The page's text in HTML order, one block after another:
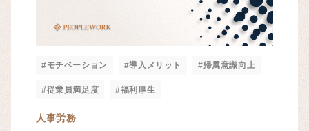
#モチベーション #導入メリット #帰属意識向上
#従業員満足度 #福利厚生
人事労務